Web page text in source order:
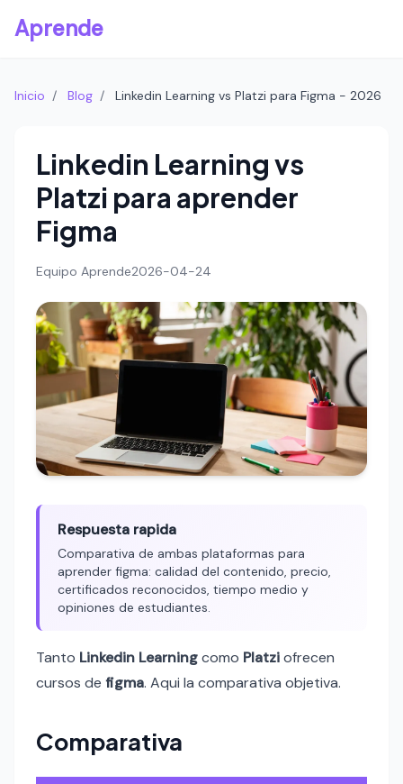
Aprende
Inicio / Blog / Linkedin Learning vs Platzi para Figma - 2026
Linkedin Learning vs
Platzi para aprender
Figma
Equipo Aprende2026-04-24
Respuesta rapida
Comparativa de ambas plataformas para
aprender figma: calidad del contenido, precio,
certificados reconocidos, tiempo medio y
opiniones de estudiantes.
Tanto Linkedin Learningcomo Platziofrecen
cursos de figma. Aqui la comparativa objetiva.
Comparativa